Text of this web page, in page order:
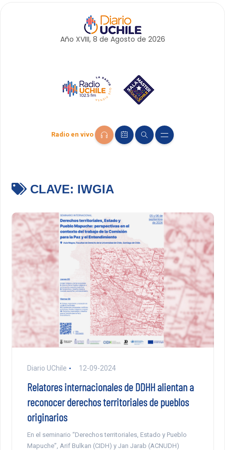
Año XVIII, 8 de Agosto de 2026
Radio en vivo
CLAVE: IWGIA
Diario UChile 12-09-2024
Relatores internacionales de DDHH alientan a
reconocer derechos territoriales de pueblos
originarios
En el seminario “Derechos territoriales, Estado y Pueblo
Mapuche”, Arif Bulkan (CIDH) y Jan Jarab (ACNUDH)